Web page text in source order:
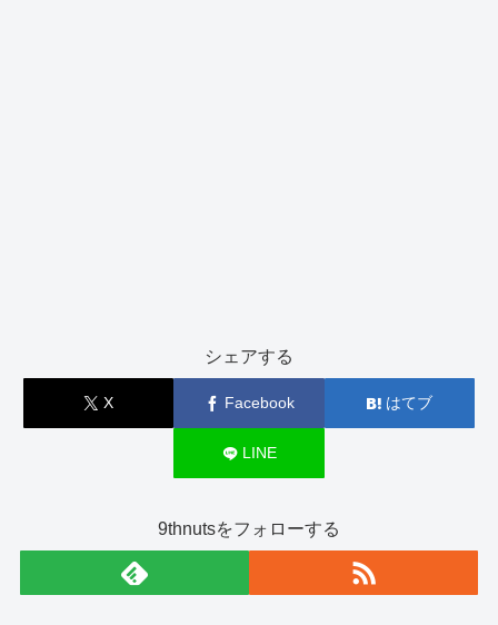
シェアする
X Facebook はてブ
LINE
9thnutsをフォローする